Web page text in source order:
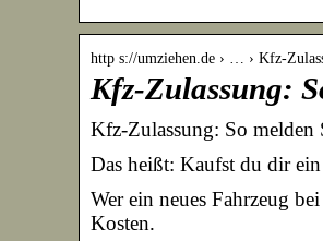
http s://umziehen.de › … › Kfz-
Kfz-Zulassung:
Kfz-Zulassung: So melden
Das heißt: Kaufst du dir
Wer ein neues Fahrzeug
Kosten.